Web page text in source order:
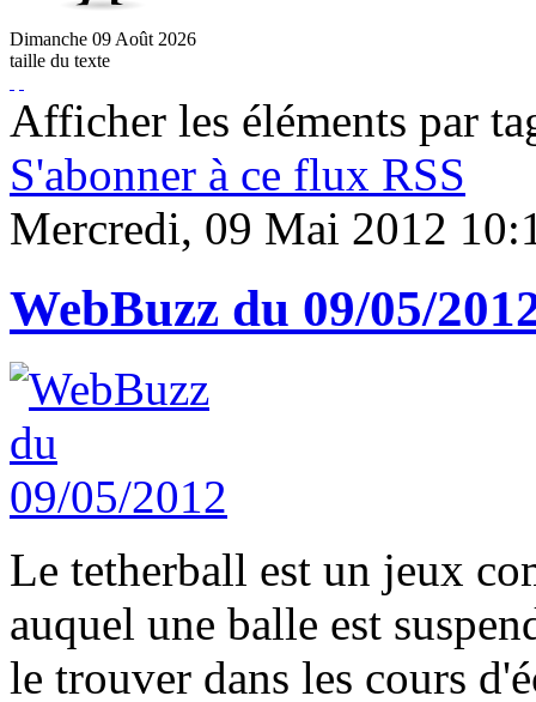
Dimanche 09 Août 2026
taille du texte
Afficher les éléments par
S'abonner à ce flux RSS
Mercredi, 09 Mai 2012
WebBuzz du 09/05/
Le tetherball est un jeux
auquel une balle est
le trouver dans les cours